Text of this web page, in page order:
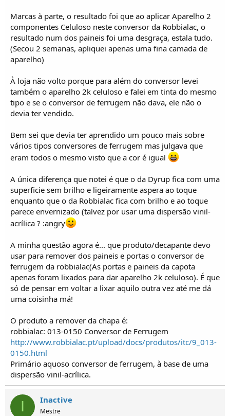
Marcas à parte, o resultado foi que ao aplicar Aparelho 2
componentes Celuloso neste conversor da Robbialac, o
resultado num dos paineis foi uma desgraça, estala tudo.
(Secou 2 semanas, apliquei apenas uma fina camada de
aparelho)
À loja não volto porque para além do conversor levei
também o aparelho 2k celuloso e falei em tinta do mesmo
tipo e se o conversor de ferrugem não dava, ele não o
devia ter vendido.
Bem sei que devia ter aprendido um pouco mais sobre
vários tipos conversores de ferrugem mas julgava que
eram todos o mesmo visto que a cor é igual
A única diferença que notei é que o da Dyrup fica com uma
superficie sem brilho e ligeiramente aspera ao toque
enquanto que o da Robbialac fica com brilho e ao toque
parece envernizado (talvez por usar uma dispersão vinil-
acrílica ? :angry
A minha questão agora é... que produto/decapante devo
usar para remover dos paineis e portas o conversor de
ferrugem da robbialac(As portas e paineis da capota
apenas foram lixados para dar aparelho 2k celuloso). É que
só de pensar em voltar a lixar aquilo outra vez até me dá
uma coisinha má!
O produto a remover da chapa é:
robbialac: 013-0150 Conversor de Ferrugem
http://www.robbialac.pt/upload/docs/produtos/itc/9_013-
0150.html
Primário aquoso conversor de ferrugem, à base de uma
dispersão vinil-acrílica.
I Inactive
Mestre